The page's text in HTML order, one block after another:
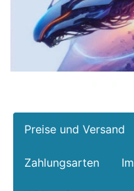
Preise und Versand
Zahlungsarten